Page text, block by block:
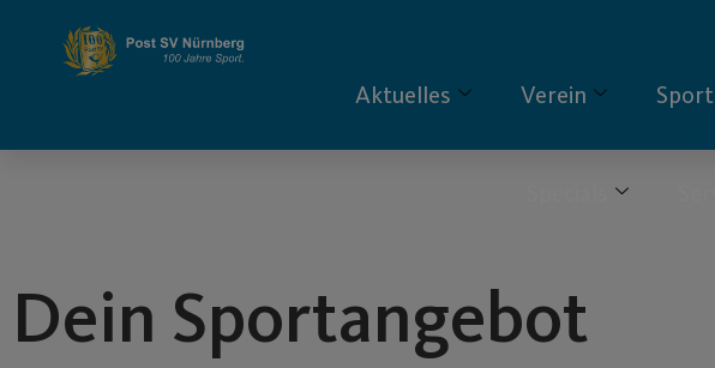
springen
Aktuelles Verein Sport
Dein Sportangebot